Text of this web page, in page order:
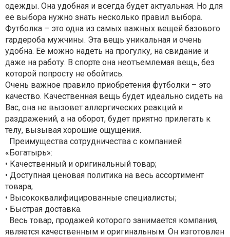
одежды. Она удобная и всегда будет актуальная. Но для
ее выбора нужно знать несколько правил выбора.
Футболка – это одна из самых важных вещей базового
гардероба мужчины. Эта вещь уникальная и очень
удобна. Её можно надеть на прогулку, на свидание и
даже на работу. В спорте она неотъемлемая вещь, без
которой попросту не обойтись.
Очень важное правило приобретения футболки – это
качество. Качественная вещь будет идеально сидеть на
Вас, она не вызовет аллергических реакций и
раздражений, а на оборот, будет приятно прилегать к
телу, вызывая хорошие ощущения.
Преимущества сотрудничества с компанией
«Богатырь»:
• Качественный и оригинальный товар;
• Доступная ценовая политика на весь ассортимент
товара;
• Высококвалифицированные специалисты;
• Быстрая доставка.
Весь товар, продажей которого занимается компания,
является качественным и оригинальным. Он изготовлен